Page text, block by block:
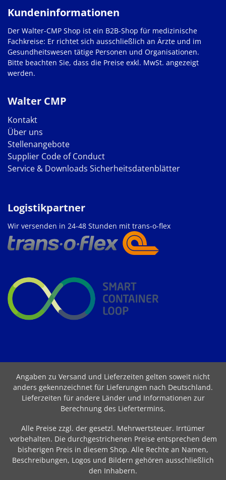
Walter CMP
Kontakt
Über uns
Stellenangebote
Supplier Code of Conduct
Service & Downloads Sicherheitsdatenblätter
Kundeninformationen
Der Walter-CMP Shop ist ein B2B-Shop für medizinische
Fachkreise: Er richtet sich ausschließlich an Ärzte und im
Gesundheitswesen tätige Personen und Organisationen.
Bitte beachten Sie, dass die Preise exkl. MwSt. angezeigt
werden.
Logistikpartner
Wir versenden in 24-48 Stunden mit trans-o-flex
Angaben zu Versand und Lieferzeiten gelten soweit nicht
anders gekennzeichnet für Lieferungen nach Deutschland.
Lieferzeiten für andere Länder und Informationen zur
Berechnung des Liefertermins.
Alle Preise zzgl. der gesetzl. Mehrwertsteuer. Irrtümer
vorbehalten. Die durchgestrichenen Preise entsprechen dem
bisherigen Preis in diesem Shop. Alle Rechte an Namen,
Beschreibungen, Logos und Bildern gehören ausschließlich
den Inhabern.